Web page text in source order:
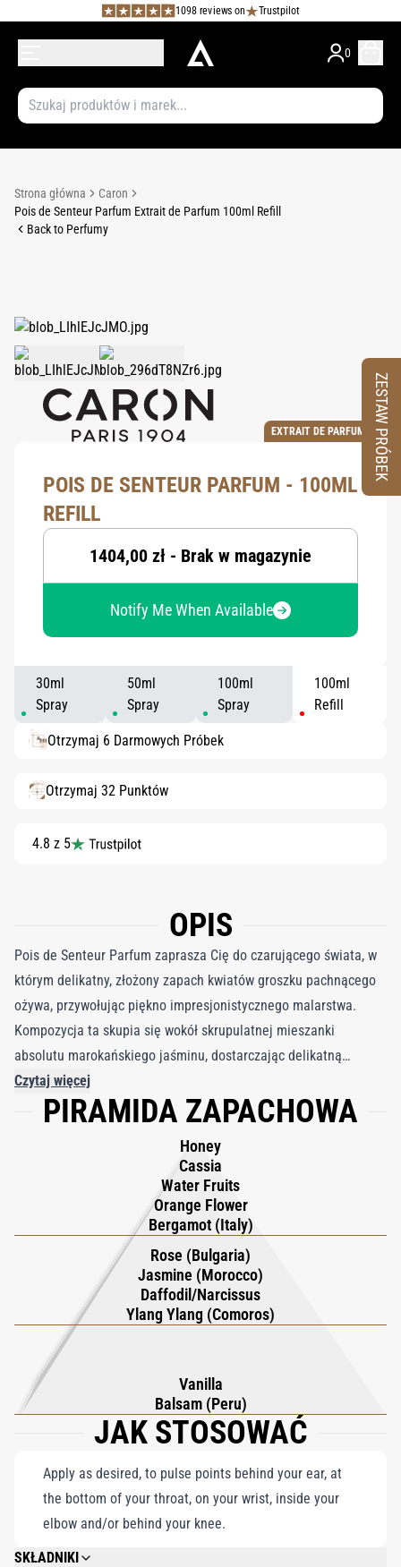
1098 reviews on Trustpilot
0
Strona główna
Caron
Pois de Senteur Parfum Extrait de Parfum 100ml Refill
Back to Perfumy
EXTRAIT DE PARFUM
POIS DE SENTEUR PARFUM - 100ML
REFILL
1404,00 zł - Brak w magazynie
Notify Me When Available
30ml
Spray
50ml
Spray
100ml
Spray
100ml
Refill
Otrzymaj 6 Darmowych Próbek
Otrzymaj 32 Punktów
4.8 z 5
OPIS
Pois de Senteur Parfum zaprasza Cię do czarującego świata, w
którym delikatny, złożony zapach kwiatów groszku pachnącego
ożywa, przywołując piękno impresjonistycznego malarstwa.
Kompozycja ta skupia się wokół skrupulatnej mieszanki
absolutu marokańskiego jaśminu, dostarczając delikatną
kwiatową nutę, która płynnie łączy się z otaczającą słodyczą
miodu. Akcenty słonecznego ylang-ylang i zielone akcenty
delikatny urok płatków. Miodowa słodycz została umiejętnie
zrównoważona absolutami kasji i kwiatu pomarańczy, nadając
całości głębi i wyrafinowania. Pois de Senteur to coś więcej niż
zapach; to emocjonalna podróż, zmysłowe arcydzieło, które
odzwierciedla delikatność groszku i celebruje kunszt jego
twórcy. Każda nuta odgrywa swoją rolę w pełnym wdzięku tańcu
węchowym, dzięki czemu Pois de Senteur jest sugestywnym
zapachem, który rezonuje z ponadczasowym pięknem i
elegancją tego ukochanego kwiatu.
Czytaj więcej
PIRAMIDA ZAPACHOWA
Honey
Cassia
Water Fruits
Orange Flower
Bergamot (Italy)
Rose (Bulgaria)
Jasmine (Morocco)
Daffodil/Narcissus
Ylang Ylang (Comoros)
Vanilla
Balsam (Peru)
JAK STOSOWAĆ
Apply as desired, to pulse points behind your ear, at
the bottom of your throat, on your wrist, inside your
elbow and/or behind your knee.
SKŁADNIKI
ZESTAW PRÓBEK